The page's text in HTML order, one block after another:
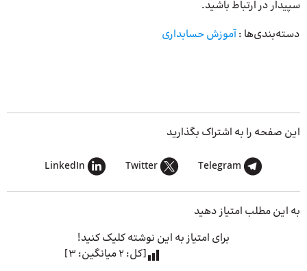
سپیدار در ارتباط باشید.
دسته‌بندی‌ها :آموزش حسابداری
این صفحه را به اشتراک بگذارید
Telegram
Twitter
LinkedIn
به این مطلب امتیاز دهید
برای امتیاز به این نوشته کلیک کنید!
[کل: 2میانگین: 3
]